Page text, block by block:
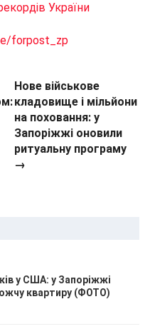
України
forpost_zp
Нове військове
кладовище і мільйони
на поховання: у
Запоріжжі оновили
ритуальну програму
→
у США: у Запоріжжі
квартиру (ФОТО)